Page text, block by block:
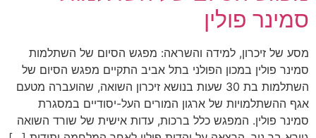
פולין
של זיכרון, למידה והשראה: מפגש הסיום של השתלמות
פולין במכון הפולני בתל אביב התקיים מפגש הסיום של
השתלמות בת 30 שעות בנושא זיכרון השואה, שהועברה מטעם
ההשתלמויות של ארגון המורים העל-יסודיים במסגרת
פולין. המפגש כלל ברכות, עדות אישית של שורד השואה